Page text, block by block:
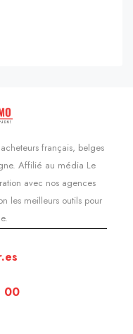
français, belges
Affilié au média Le
avec nos agences
les meilleurs outils pour
00